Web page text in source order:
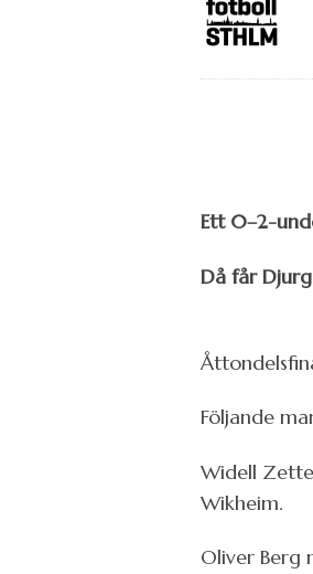
Ett 0–2-
Då får
Följande
Widell
Wikheim.
Oliver Berg